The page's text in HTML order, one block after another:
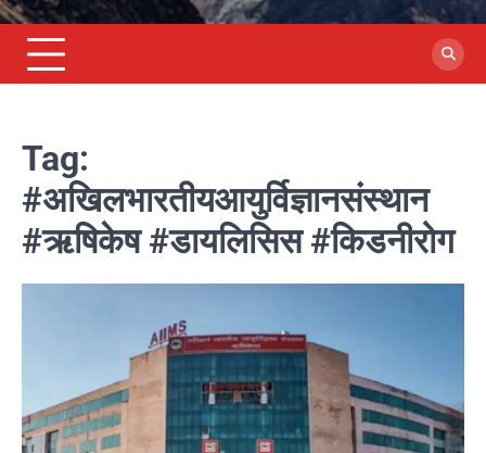
Tag:
#अखिलभारतीयआयुर्विज्ञानसंस्थान
#ऋषिकेष #डायलिसिस #किडनीरोग